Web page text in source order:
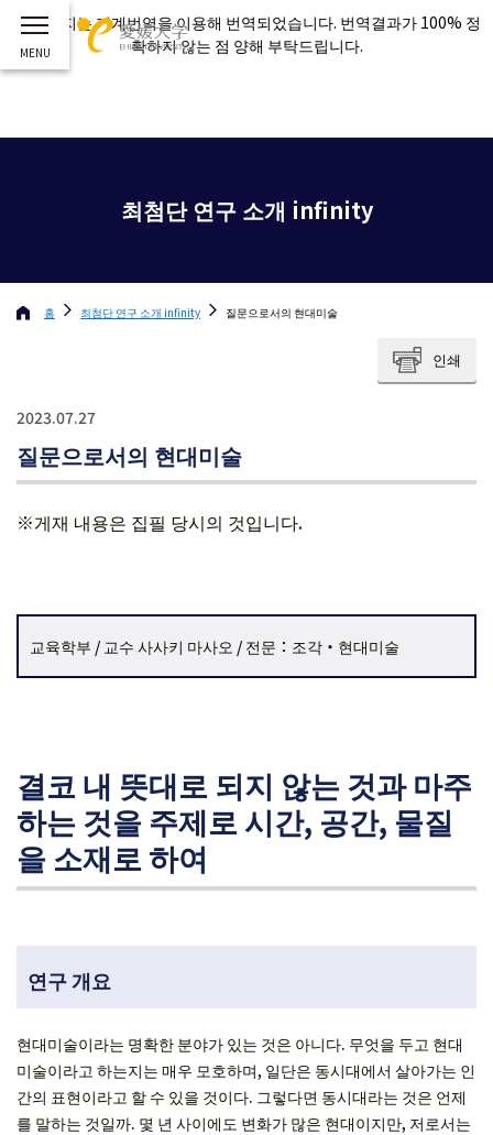
이 페이지는 기계번역을 이용해 번역되었습니다. 번역결과가 100% 정
확하지 않는 점 양해 부탁드립니다.
최첨단 연구 소개 infinity
홈 최첨단 연구 소개 infinity 질문으로서의 현대미술
인쇄
2023.07.27
질문으로서의 현대미술
※게재 내용은 집필 당시의 것입니다.
교육학부 / 교수 사사키 마사오 / 전문：조각・현대미술
결코 내 뜻대로 되지 않는 것과 마주
하는 것을 주제로 시간, 공간, 물질
을 소재로 하여
연구 개요
현대미술이라는 명확한 분야가 있는 것은 아니다. 무엇을 두고 현대
미술이라고 하는지는 매우 모호하며, 일단은 동시대에서 살아가는 인
간의 표현이라고 할 수 있을 것이다. 그렇다면 동시대라는 것은 언제
를 말하는 것일까. 몇 년 사이에도 변화가 많은 현대이지만, 저로서는